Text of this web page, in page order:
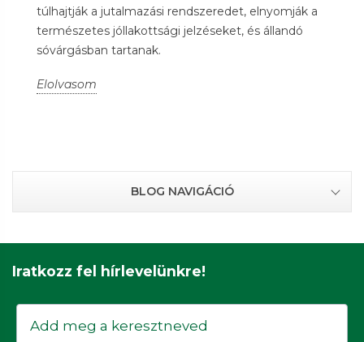
túlhajtják a jutalmazási rendszeredet, elnyomják a
természetes jóllakottsági jelzéseket, és állandó
sóvárgásban tartanak.
Elolvasom
BLOG NAVIGÁCIÓ
Iratkozz fel hírlevelünkre!
Keresztnév